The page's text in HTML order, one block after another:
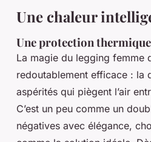
Une chaleur
Une protection
La magie du legging femme
redoutablement efficace : la
aspérités qui piègent l’air
C’est un peu comme un
négatives avec élégance,